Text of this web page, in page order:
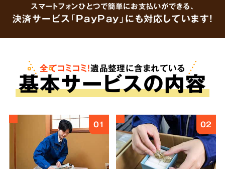
鑑定します。「買取できるものがあるかわからな
映させることで遺品整理にかかる費用を安く抑
えることが可能です。
4
ご遺族様の気持ちに
寄り添う丁寧な作業
スマートフォンひとつで簡単にお支払いができる、
決済サービス「PayPay」にも対応しています!
全てコミコミ！遺品整理に含まれている
基本サービスの内容
01 02